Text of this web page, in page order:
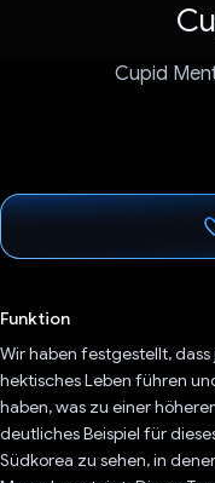
Cupid
Funktion
Wir haben festgestellt,
hektisches Leben führen
haben, was zu einer
deutliches Beispiel für
Südkorea zu sehen, in